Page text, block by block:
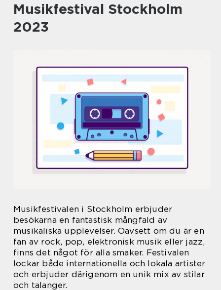
Musikfestival Stockholm
2023
Musikfestivalen i Stockholm erbjuder
besökarna en fantastisk mångfald av
musikaliska upplevelser. Oavsett om du är en
fan av rock, pop, elektronisk musik eller jazz,
finns det något för alla smaker. Festivalen
lockar både internationella och lokala artister
och erbjuder därigenom en unik mix av stilar
och talanger.